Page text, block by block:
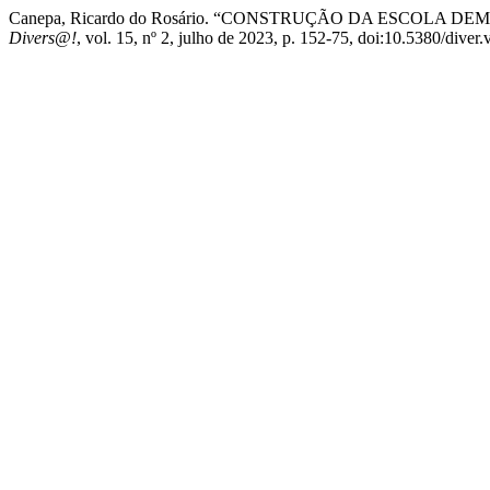
Canepa, Ricardo do Rosário. “CONSTRUÇÃO DA ESCOLA
Divers@!, vol. 15, nº 2, julho de 2023, p. 152-75, doi:10.5380/